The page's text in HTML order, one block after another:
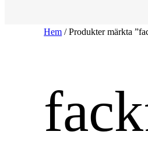
Hem / Produkter märkta